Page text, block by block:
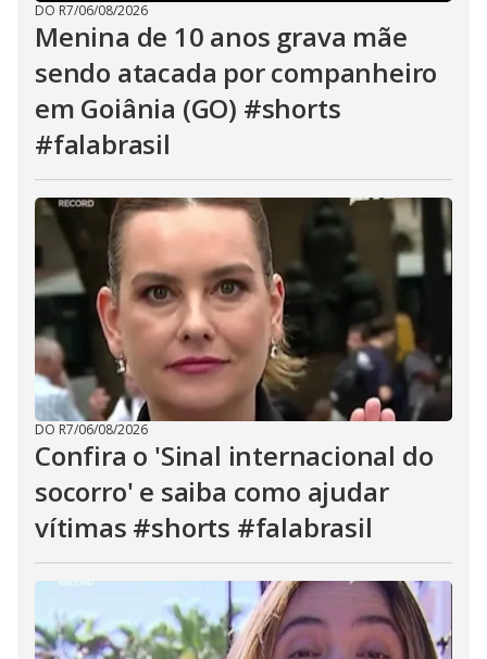
DO R7/06/08/2026
Menina de 10 anos grava mãe
sendo atacada por companheiro
em Goiânia (GO) #shorts
#falabrasil
DO R7/06/08/2026
Confira o 'Sinal internacional do
socorro' e saiba como ajudar
vítimas #shorts #falabrasil